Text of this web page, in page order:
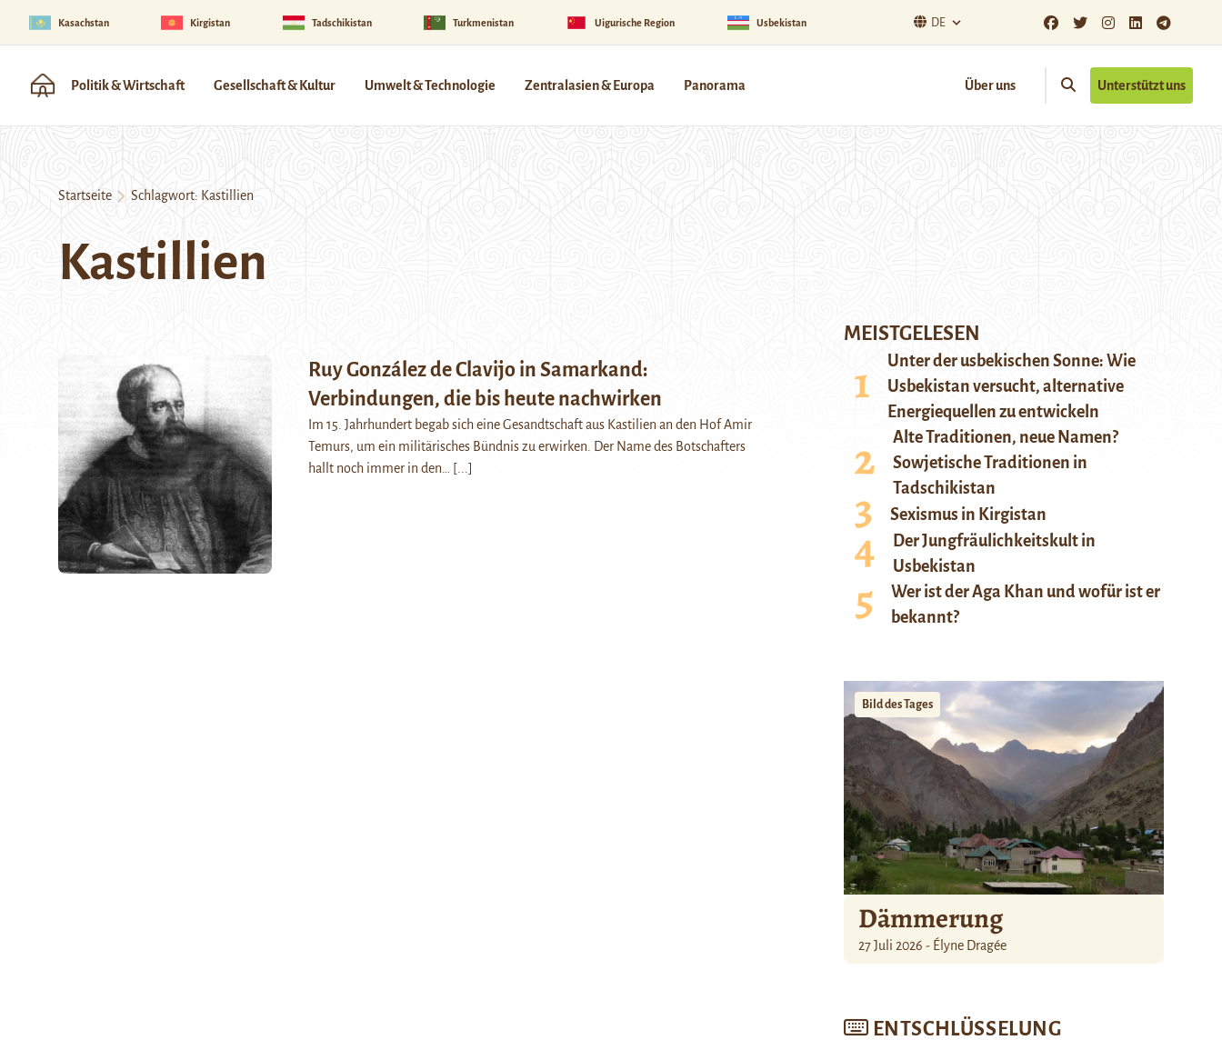
Kasachstan Kirgistan Tadschikistan Turkmenistan Uigurische Region Usbekistan DE
Politik & Wirtschaft Gesellschaft & Kultur Umwelt & Technologie Zentralasien & Europa Panorama Über uns Unterstützt uns
Startseite Schlagwort: Kastillien
Kastillien
Ruy González de Clavijo in Samarkand:
Verbindungen, die bis heute nachwirken
Im 15. Jahrhundert begab sich eine Gesandtschaft aus Kastilien an den Hof Amir
Temurs, um ein militärisches Bündnis zu erwirken. Der Name des Botschafters
hallt noch immer in den…
[...]
MEISTGELESEN
Unter der usbekischen Sonne: Wie
Usbekistan versucht, alternative
Energiequellen zu entwickeln
Alte Traditionen, neue Namen?
Sowjetische Traditionen in
Tadschikistan
Sexismus in Kirgistan
Der Jungfräulichkeitskult in
Usbekistan
Wer ist der Aga Khan und wofür ist er
bekannt?
Bild des Tages
Dämmerung
27 Juli 2026 - Élyne Dragée
ENTSCHLÜSSELUNG